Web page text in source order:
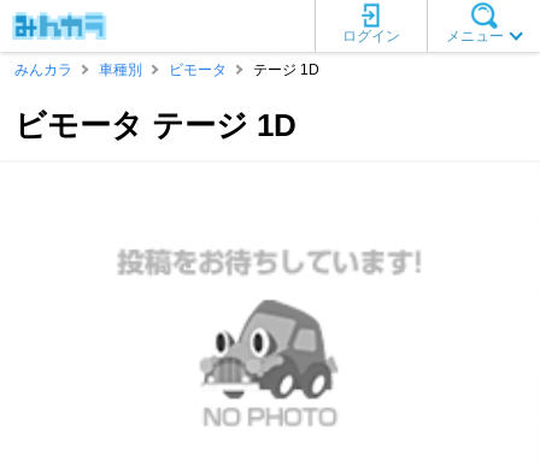
メニュー
ログイン
みんカラ
車種別 ビモータ テージ 1D
ビモータ テージ 1D